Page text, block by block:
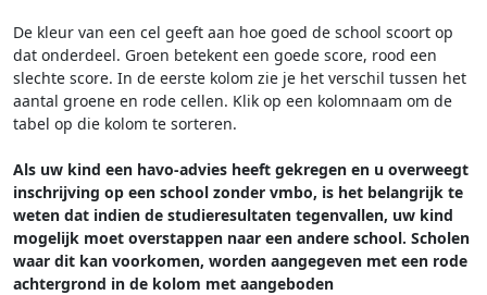
De kleur van een cel geeft aan hoe goed de school scoort op
dat onderdeel. Groen betekent een goede score, rood een
slechte score. In de eerste kolom zie je het verschil tussen het
aantal groene en rode cellen. Klik op een kolomnaam om de
tabel op die kolom te sorteren.
Als uw kind een havo-advies heeft gekregen en u overweegt
inschrijving op een school zonder vmbo, is het belangrijk te
weten dat indien de studieresultaten tegenvallen, uw kind
mogelijk moet overstappen naar een andere school. Scholen
waar dit kan voorkomen, worden aangegeven met een rode
achtergrond in de kolom met aangeboden